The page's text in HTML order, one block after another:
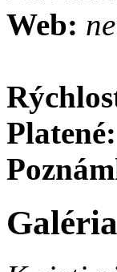
Web:
Platené:
Galéria